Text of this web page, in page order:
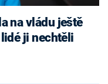
na vládu ještě
ji nechtěli